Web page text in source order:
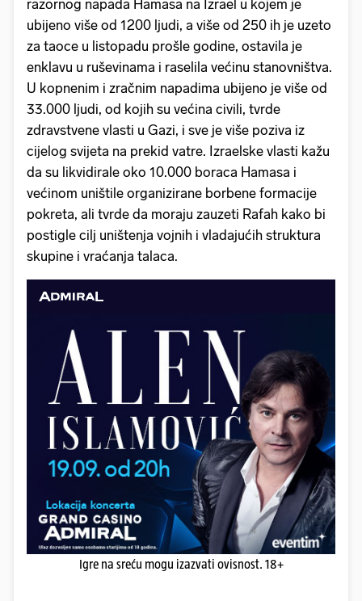
razornog napada Hamasa na Izrael u kojem je
ubijeno više od 1200 ljudi, a više od 250 ih je uzeto
za taoce u listopadu prošle godine, ostavila je
enklavu u ruševinama i raselila većinu stanovništva.
U kopnenim i zračnim napadima ubijeno je više od
33.000 ljudi, od kojih su većina civili, tvrde
zdravstvene vlasti u Gazi, i sve je više poziva iz
cijelog svijeta na prekid vatre. Izraelske vlasti kažu
da su likvidirale oko 10.000 boraca Hamasa i
većinom uništile organizirane borbene formacije
pokreta, ali tvrde da moraju zauzeti Rafah kako bi
postigle cilj uništenja vojnih i vladajućih struktura
skupine i vraćanja talaca.
Igre na sreću mogu izazvati ovisnost. 18+